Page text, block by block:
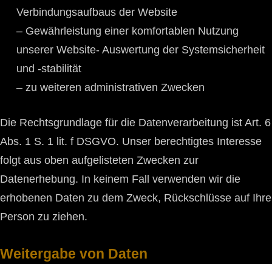
Verbindungsaufbaus der Website
– Gewährleistung einer komfortablen Nutzung
unserer Website- Auswertung der Systemsicherheit
und -stabilität
– zu weiteren administrativen Zwecken
Die Rechtsgrundlage für die Datenverarbeitung ist Art. 6
Abs. 1 S. 1 lit. f DSGVO. Unser berechtigtes Interesse
folgt aus oben aufgelisteten Zwecken zur
Datenerhebung. In keinem Fall verwenden wir die
erhobenen Daten zu dem Zweck, Rückschlüsse auf Ihre
Person zu ziehen.
Weitergabe von Daten